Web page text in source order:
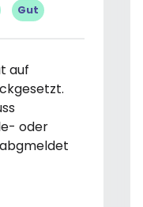
Gut
auf
oder